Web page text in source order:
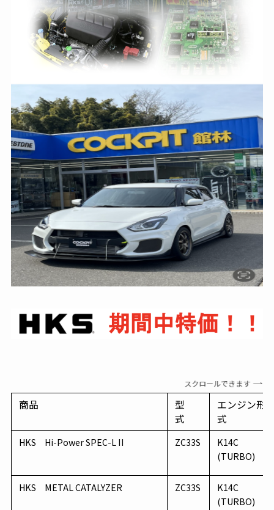
スクロールできます
商品
型
式
エンジン形
式
HKS Hi-Power SPEC-L II ZC33S
K14C
(TURBO)
HKS METAL CATALYZER ZC33S
K14C
(TURBO)